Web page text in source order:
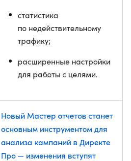
статистика
по недействительному
трафику;
расширенные настройки
для работы с целями.
Новый Мастер отчетов станет
основным инструментом для
анализа кампаний в Директе
Про — изменения вступят